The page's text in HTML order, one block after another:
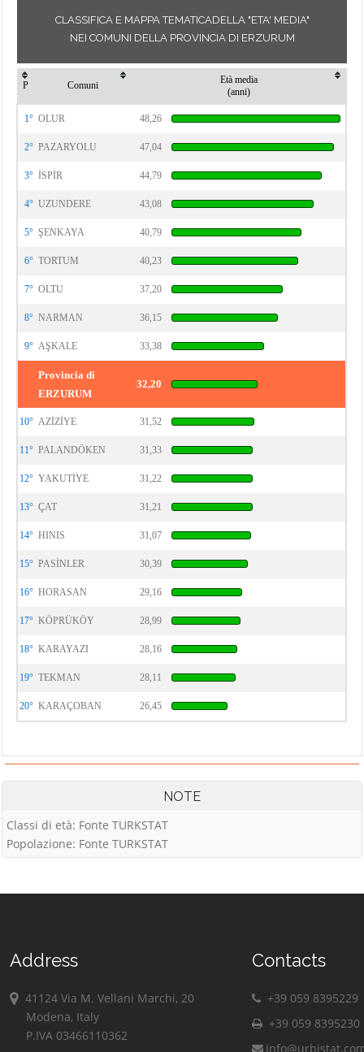
CLASSIFICA E MAPPA TEMATICADELLA "ETA' MEDIA"
NEI COMUNI DELLA PROVINCIA DI ERZURUM
P Comuni
Età media
(anni)
1° OLUR 48,26
2° PAZARYOLU 47,04
3° İSPİR 44,79
4° UZUNDERE 43,08
5° ŞENKAYA 40,79
6° TORTUM 40,23
7° OLTU 37,20
8° NARMAN 36,15
9° AŞKALE 33,38
Provincia di
ERZURUM
32,20
10° AZİZİYE 31,52
11° PALANDÖKEN 31,33
12° YAKUTİYE 31,22
13° ÇAT 31,21
14° HINIS 31,07
15° PASİNLER 30,39
16° HORASAN 29,16
17° KÖPRÜKÖY 28,99
18° KARAYAZI 28,16
19° TEKMAN 28,11
20° KARAÇOBAN 26,45
NOTE
Classi di età: Fonte TURKSTAT
Popolazione: Fonte TURKSTAT
Address
41124 Via M. Vellani Marchi, 20
Modena, Italy
P.IVA 03466110362
Contacts
+39 059 8395229
+39 059 8395230